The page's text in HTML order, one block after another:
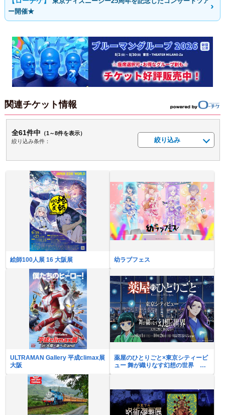
ー開催★
関連チケット情報
全61件中 （1～8件を表示）
絞り込み条件：
絞り込み
絵師100人展 16 大阪展 幼ラブフェス
ULTRAMAN Gallery 平成climax展
大阪
薬屋のひとりごと×東京シティービ
ュー 舞が織りなす幻想の世界 ―